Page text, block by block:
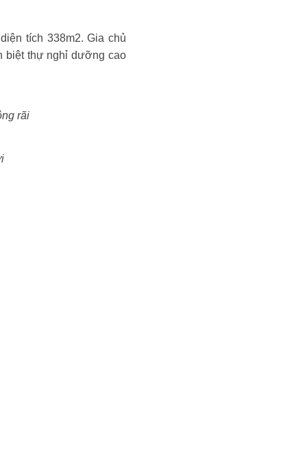
tích 338m2. Gia chủ
biệt thự nghỉ dưỡng cao
rãi